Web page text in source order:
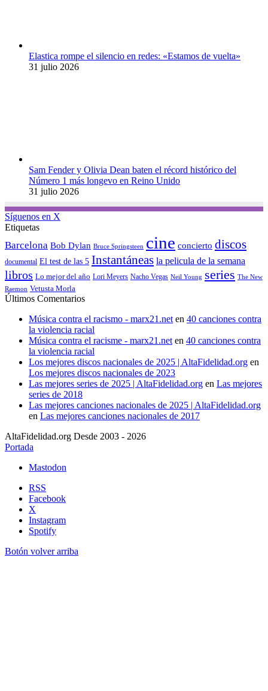
Elastica rompe el silencio en redes: «Estamos de vuelta»
31 julio 2026
Sam Fender y Olivia Dean baten el récord histórico del
Número 1 más longevo en Reino Unido
31 julio 2026
Síguenos en X
Etiquetas
Barcelona Bob Dylan Bruce Springsteen cine concierto discos
documental El test de las 5 Instantáneas la pelicula de la semana
libros Lo mejor del año Lori Meyers Nacho Vegas Neil Young series The New
Raemon Vetusta Morla
Últimos Comentarios
Música contra el racismo - marx21.neten 40 canciones contra
la violencia racial
Música contra el racisme - marx21.neten 40 canciones contra
la violencia racial
Los mejores discos nacionales de 2025 | AltaFidelidad.org en
Los mejores discos nacionales de 2023
Las mejores series de 2025 | AltaFidelidad.org en Las mejores
series de 2018
Las mejores canciones nacionales de 2025 | AltaFidelidad.org
en Las mejores canciones nacionales de 2017
AltaFidelidad.org Desde 2003 - 2026
Portada
Mastodon
RSS
Facebook
X
Instagram
Spotify
Botón volver arriba